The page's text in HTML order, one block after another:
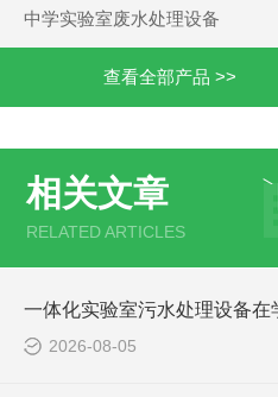
中学实验室废水处理设备
查看全部产品 >>
相关文章
RELATED ARTICLES
2026-08-05